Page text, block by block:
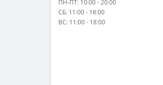
ПН-ПТ: 10:00 - 20:00
СБ: 11:00 - 18:00
ВС: 11:00 - 18:00